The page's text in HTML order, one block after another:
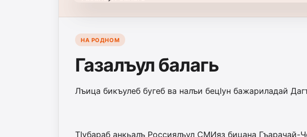
НА РОДНОМ
Газалъул балагь
Лъица бикъулеб бугеб ва налъи бецIун бажариладай
ТIубараб анкьалъ Россия­лъул СМИяз бицана Гъарачай-